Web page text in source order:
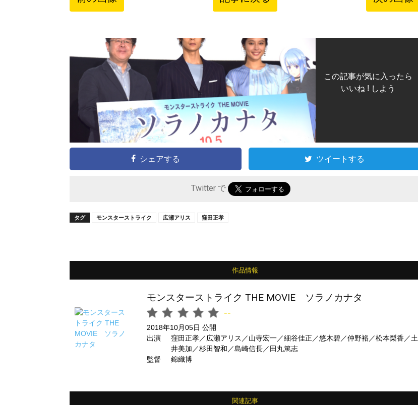
この記事が気に入ったら
いいね ! しよう
シェアする ツイートする
Twitter で
タグ モンスターストライク 広瀬アリス 窪田正孝
作品情報
モンスターストライク THE MOVIE ソラノカナタ
--
2018年10月05日 公開
出演
窪田正孝／広瀬アリス／山寺宏一／細谷佳正／悠木碧／仲野裕／松本梨香／土
井美加／杉田智和／島崎信長／田丸篤志
監督
錦織博
関連記事